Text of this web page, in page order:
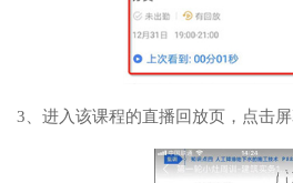
3、进入该课程的直播回放页，点击